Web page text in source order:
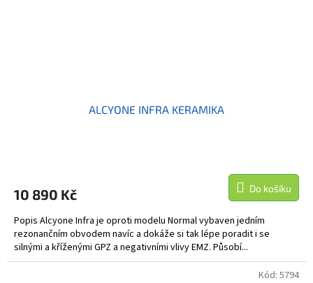
ALCYONE INFRA KERAMIKA
10 890 Kč Do košíku
Popis Alcyone Infra je oproti modelu Normal vybaven jedním
rezonančním obvodem navíc a dokáže si tak lépe poradit i se
silnými a kříženými GPZ a negativními vlivy EMZ. Působí...
Kód: 5794